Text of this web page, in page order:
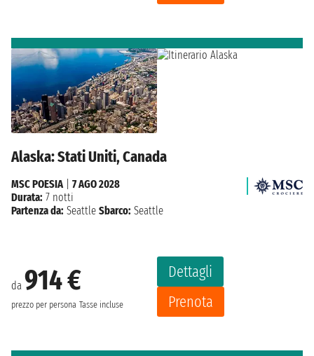
Alaska: Stati Uniti, Canada
da 914 €
prezzo per persona Tasse incluse
Dettagli
Prenota
MSC POESIA| 7 AGO 2028
Durata: 7 notti
Partenza da: Seattle Sbarco: Seattle